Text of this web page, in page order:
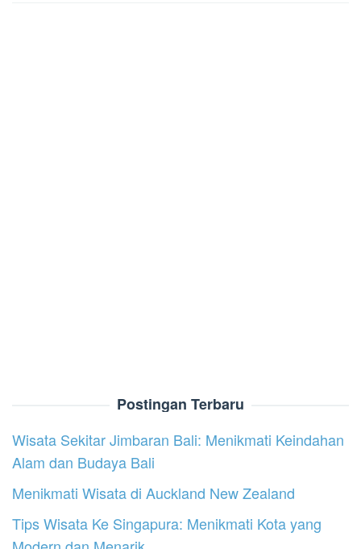
Postingan Terbaru
Wisata Sekitar Jimbaran Bali: Menikmati Keindahan
Alam dan Budaya Bali
Menikmati Wisata di Auckland New Zealand
Tips Wisata Ke Singapura: Menikmati Kota yang